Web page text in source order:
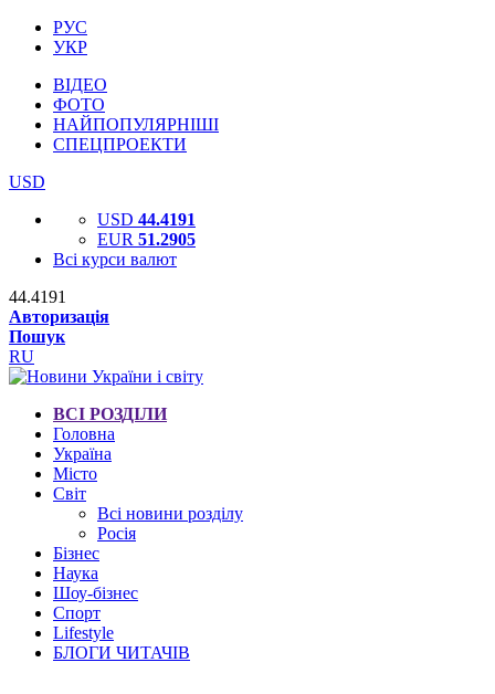
РУС
УКР
ВІДЕО
ФОТО
НАЙПОПУЛЯРНІШІ
СПЕЦПРОЕКТИ
USD
USD 44.4191
EUR 51.2905
Всі курси валют
44.4191
Авторизація
Пошук
RU
ВСІ РОЗДІЛИ
Головна
Україна
Місто
Світ
Всі новини розділу
Росія
Бізнес
Наука
Шоу-бізнес
Спорт
Lifestyle
БЛОГИ ЧИТАЧІВ